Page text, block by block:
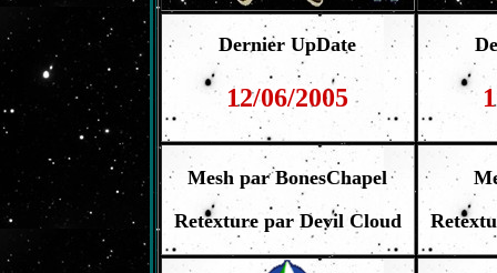
Dernier UpDate
12/06/2005
Mesh par BonesChapel
Retexture par Devil Cloud